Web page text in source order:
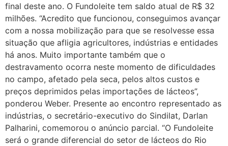
final deste ano. O Fundoleite tem saldo atual de R$ 32
milhões. “Acredito que funcionou, conseguimos avançar
com a nossa mobilização para que se resolvesse essa
situação que afligia agricultores, indústrias e entidades
há anos. Muito importante também que o
destravamento ocorra neste momento de dificuldades
no campo, afetado pela seca, pelos altos custos e
preços deprimidos pelas importações de lácteos”,
ponderou Weber. Presente ao encontro representado as
indústrias, o secretário-executivo do Sindilat, Darlan
Palharini, comemorou o anúncio parcial. “O Fundoleite
será o grande diferencial do setor de lácteos do Rio